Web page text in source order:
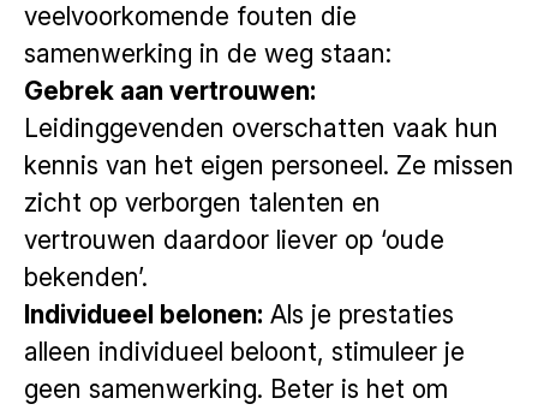
veelvoorkomende fouten die
samenwerking in de weg staan:
Gebrek aan vertrouwen:
Leidinggevenden overschatten vaak hun
kennis van het eigen personeel. Ze missen
zicht op verborgen talenten en
vertrouwen daardoor liever op ‘oude
bekenden’.
Individueel belonen: Als je prestaties
alleen individueel beloont, stimuleer je
geen samenwerking. Beter is het om